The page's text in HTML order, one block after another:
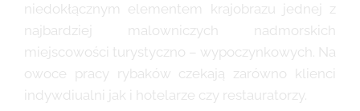
niedokłącznym elementem krajobrazu jednej z
najbardziej malowniczych nadmorskich
miejscowości turystyczno – wypoczynkowych. Na
owoce pracy rybaków czekają zarówno klienci
indywdiualni jak i hotelarze czy restauratorzy.